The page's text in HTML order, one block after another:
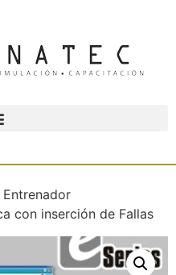
Entrenador
con inserción de Fallas